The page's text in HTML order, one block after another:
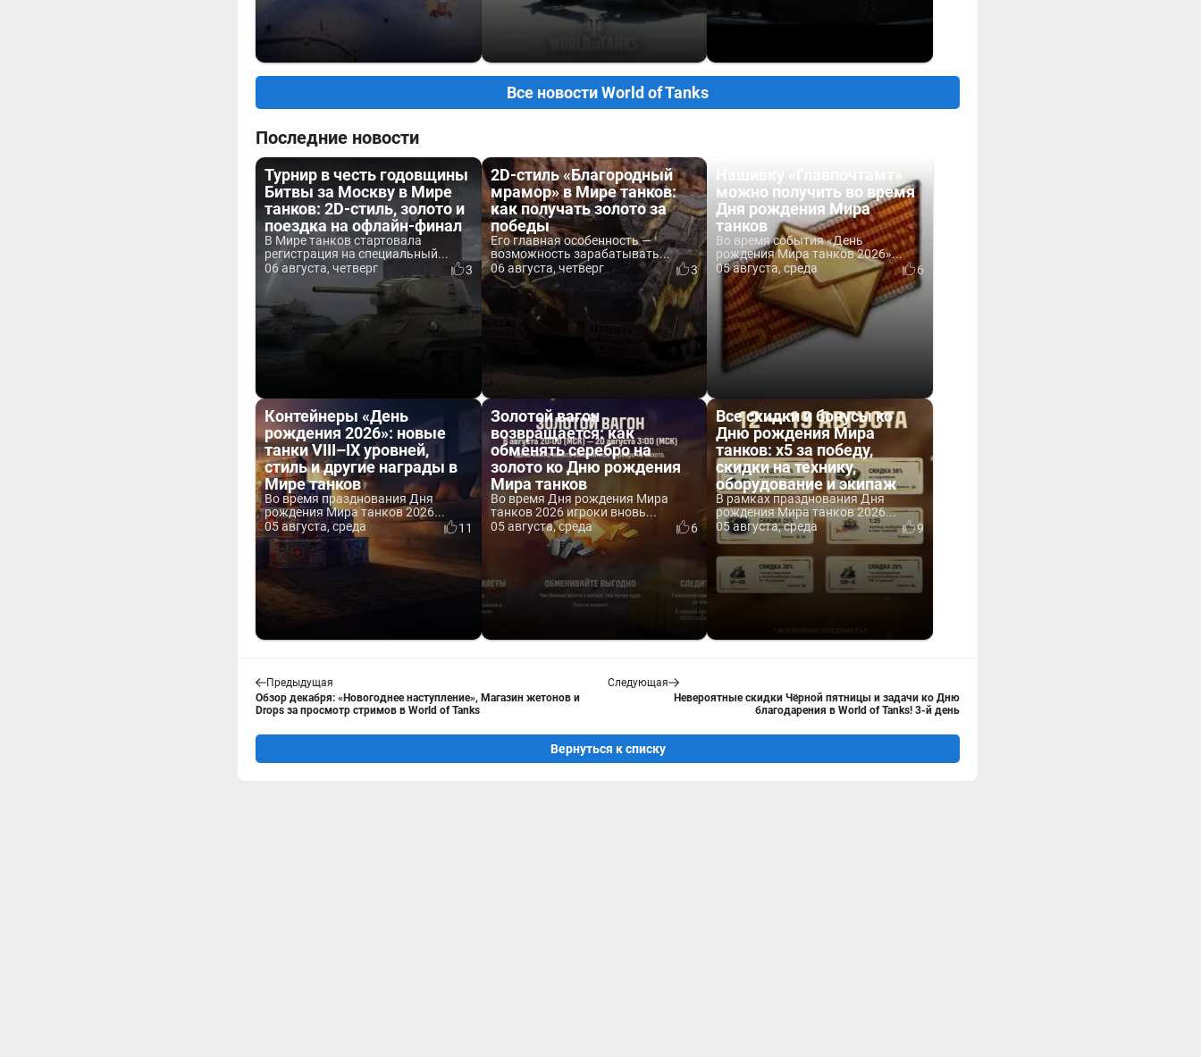
Все новости World of Tanks
Последние новости
Турнир в честь годовщины
Битвы за Москву в Мире
танков: 2D-стиль, золото и
поездка на офлайн-финал
В Мире танков стартовала
регистрация на специальный...
06 августа, четверг
3
2D-стиль «Благородный
мрамор» в Мире танков:
как получать золото за
победы
Его главная особенность —
возможность зарабатывать...
06 августа, четверг
3
Нашивку «Главпочтамт»
можно получить во время
Дня рождения Мира
танков
Во время события «День
рождения Мира танков 2026»...
05 августа, среда
6
Контейнеры «День
рождения 2026»: новые
танки VIII–IX уровней,
стиль и другие награды в
Мире танков
Во время празднования Дня
рождения Мира танков 2026...
05 августа, среда
11
Золотой вагон
возвращается: как
обменять серебро на
золото ко Дню рождения
Мира танков
Во время Дня рождения Мира
танков 2026 игроки вновь...
05 августа, среда
6
Все скидки и бонусы ко
Дню рождения Мира
танков: x5 за победу,
скидки на технику,
оборудование и экипаж
В рамках празднования Дня
рождения Мира танков 2026...
05 августа, среда
9
Предыдущая
Обзор декабря: «Новогоднее наступление», Магазин жетонов и
Drops за просмотр стримов в World of Tanks
Следующая
Невероятные скидки Чёрной пятницы и задачи ко Дню
благодарения в World of Tanks! 3-й день
Вернуться к списку